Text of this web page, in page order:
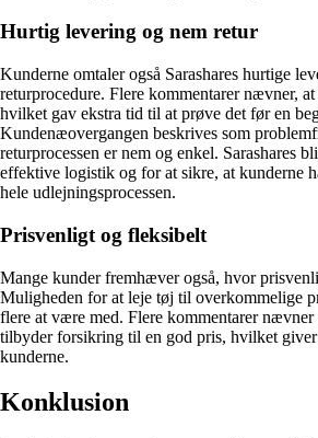
Hurtig levering og nem retur
Kunderne omtaler også Sarashares hurtige
returprocedure. Flere kommentarer nævner,
hvilket gav ekstra tid til at prøve det før en
Kundenæovergangen beskrives som
returprocessen er nem og enkel. Sarashares
effektive logistik og for at sikre, at kunderne
hele udlejningsprocessen.
Prisvenligt og fleksibelt
Mange kunder fremhæver også, hvor
Muligheden for at leje tøj til overkommelige
flere at være med. Flere kommentarer nævner
tilbyder forsikring til en god pris, hvilket
kunderne.
Konklusion